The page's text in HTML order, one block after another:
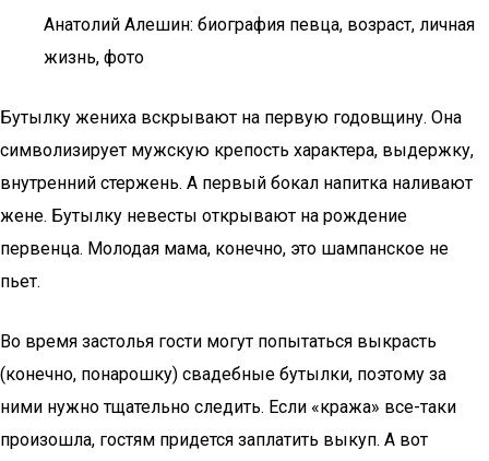
Анатолий Алешин: биография певца, возраст, личная
жизнь, фото
Бутылку жениха вскрывают на первую годовщину. Она
символизирует мужскую крепость характера, выдержку,
внутренний стержень. А первый бокал напитка наливают
жене. Бутылку невесты открывают на рождение
первенца. Молодая мама, конечно, это шампанское не
пьет.
Во время застолья гости могут попытаться выкрасть
(конечно, понарошку) свадебные бутылки, поэтому за
ними нужно тщательно следить. Если «кража» все-таки
произошла, гостям придется заплатить выкуп. А вот